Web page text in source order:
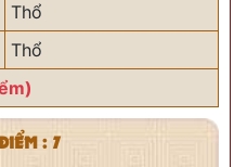
Thổ
Thổ
: 7